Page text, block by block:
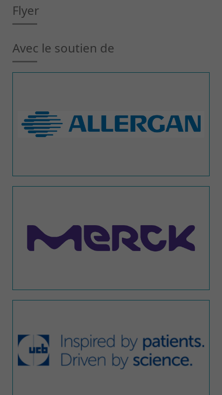
Flyer
Avec le soutien de